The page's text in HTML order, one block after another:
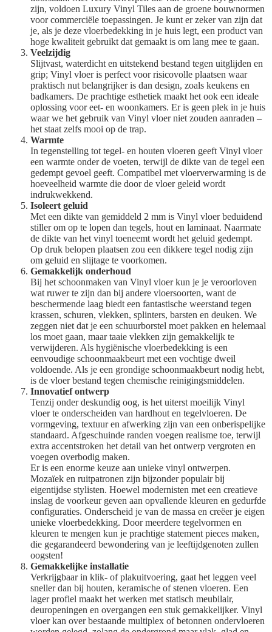
zijn, voldoen Luxury Vinyl Tiles aan de groene bouwnormen
voor commerciële toepassingen. Je kunt er zeker van zijn dat
je, als je deze vloerbedekking in je huis legt, een product van
hoge kwaliteit gebruikt dat gemaakt is om lang mee te gaan.
Veelzijdig
Slijtvast, waterdicht en uitstekend bestand tegen uitglijden en
grip; Vinyl vloer is perfect voor risicovolle plaatsen waar
praktisch nut belangrijker is dan design, zoals keukens en
badkamers. De prachtige esthetiek maakt het ook een ideale
oplossing voor eet- en woonkamers. Er is geen plek in je huis
waar we het gebruik van Vinyl vloer niet zouden aanraden –
het staat zelfs mooi op de trap.
Warmte
In tegenstelling tot tegel- en houten vloeren geeft Vinyl vloer
een warmte onder de voeten, terwijl de dikte van de tegel een
gedempt gevoel geeft. Compatibel met vloerverwarming is de
hoeveelheid warmte die door de vloer geleid wordt
indrukwekkend.
Isoleert geluid
Met een dikte van gemiddeld 2 mm is Vinyl vloer beduidend
stiller om op te lopen dan tegels, hout en laminaat. Naarmate
de dikte van het vinyl toeneemt wordt het geluid gedempt.
Op druk belopen plaatsen zou een dikkere tegel nodig zijn
om geluid en slijtage te voorkomen.
Gemakkelijk onderhoud
Bij het schoonmaken van Vinyl vloer kun je je veroorloven
wat ruwer te zijn dan bij andere vloersoorten, want de
beschermende laag biedt een fantastische weerstand tegen
krassen, schuren, vlekken, splinters, barsten en deuken. We
zeggen niet dat je een schuurborstel moet pakken en helemaal
los moet gaan, maar taaie vlekken zijn gemakkelijk te
verwijderen. Als hygiënische vloerbedekking is een
eenvoudige schoonmaakbeurt met een vochtige dweil
voldoende. Als je een grondige schoonmaakbeurt nodig hebt,
is de vloer bestand tegen chemische reinigingsmiddelen.
Innovatief ontwerp
Tenzij onder deskundig oog, is het uiterst moeilijk Vinyl
vloer te onderscheiden van hardhout en tegelvloeren. De
vormgeving, textuur en afwerking zijn van een onberispelijke
standaard. Afgeschuinde randen voegen realisme toe, terwijl
extra accentstroken het detail van het ontwerp vergroten en
voegen overbodig maken.
Er is een enorme keuze aan unieke vinyl ontwerpen.
Mozaïek en ruitpatronen zijn bijzonder populair bij
eigentijdse stylisten. Hoewel modernisten met een creatieve
inslag de voorkeur geven aan opvallende kleuren en gedurfde
configuraties. Onderscheid je van de massa en creëer je eigen
unieke vloerbedekking. Door meerdere tegelvormen en
kleuren te mengen kun je prachtige statement pieces maken,
die gegarandeerd bewondering van je leeftijdgenoten zullen
oogsten!
Gemakkelijke installatie
Verkrijgbaar in klik- of plakuitvoering, gaat het leggen veel
sneller dan bij houten, keramische of stenen vloeren. Een
lager profiel maakt het werken met statisch meubilair,
deuropeningen en overgangen een stuk gemakkelijker. Vinyl
vloer kan over bestaande multiplex of betonnen ondervloeren